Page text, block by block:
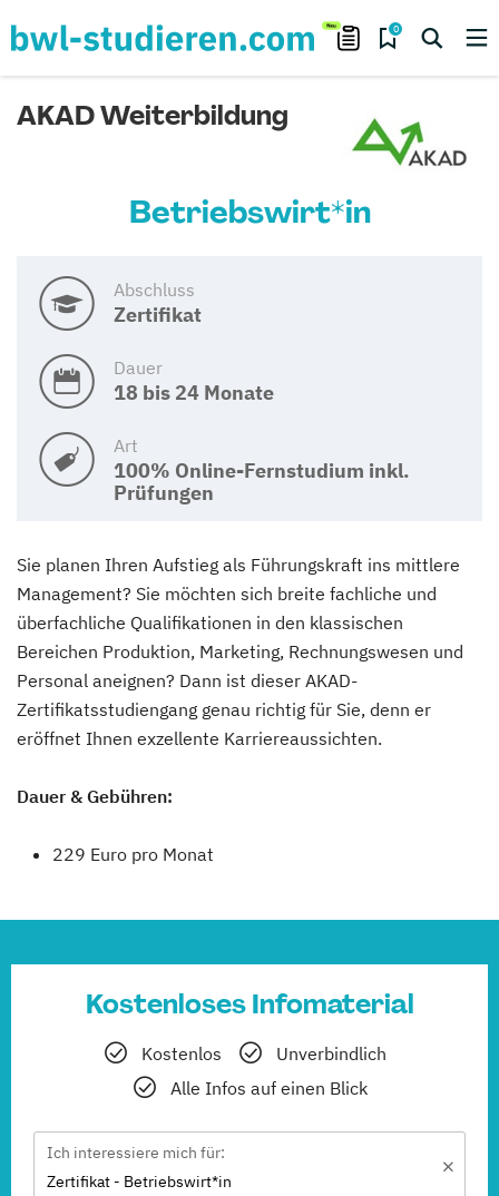
0
AKAD Weiterbildung
Betriebswirt*in
Abschluss
Zertifikat
Dauer
18 bis 24 Monate
Art
100% Online-Fernstudium inkl.
Prüfungen
Sie planen Ihren Aufstieg als Führungskraft ins mittlere
Management? Sie möchten sich breite fachliche und
überfachliche Qualifikationen in den klassischen
Bereichen Produktion, Marketing, Rechnungswesen und
Personal aneignen? Dann ist dieser AKAD-
Zertifikatsstudiengang genau richtig für Sie, denn er
eröffnet Ihnen exzellente Karriereaussichten.
Dauer & Gebühren:
229 Euro pro Monat
Kostenloses Infomaterial
Kostenlos
Unverbindlich
Alle Infos auf einen Blick
Ich interessiere mich für:
Zertifikat - Betriebswirt*in